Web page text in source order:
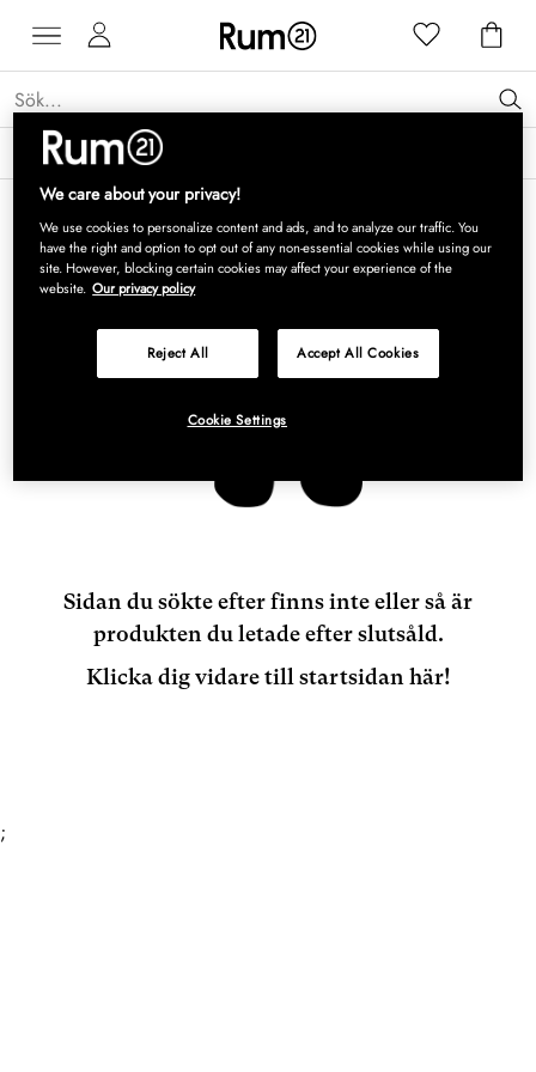
Få 15 % rabatt på Grythyttan Stålmöbler* →
Sidan du sökte efter finns inte eller så är
produkten du letade efter slutsåld.
Klicka dig vidare till startsidan här!
;
We care about your privacy!
We use cookies to personalize content and ads, and to analyze our traffic. You
have the right and option to opt out of any non-essential cookies while using our
site. However, blocking certain cookies may affect your experience of the
website. Our privacy policy
Reject All Accept All Cookies
Cookie Settings